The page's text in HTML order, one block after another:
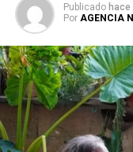
Publicado hace
Por AGENCIA